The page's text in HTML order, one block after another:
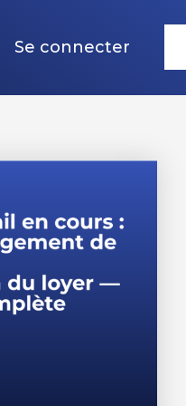
Se connecter